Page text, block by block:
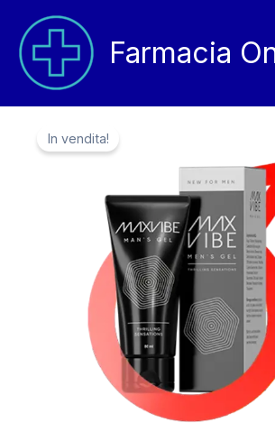
contenuto
Farmacia
In vendita!